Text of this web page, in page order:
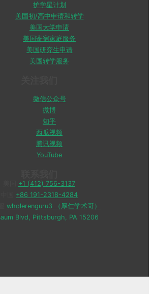
护学星计划
美国初/高中申请和转学
美国大学申请
美国寄宿家庭服务
美国研究生申请
美国转学服务
微信公众号
微博
知乎
西瓜视频
腾讯视频
YouTube
+1 (412) 756-3137
+86 191-2318-4284
wholerenguru3 （厚仁学术哥）
Blvd, Pittsburgh, PA 15206